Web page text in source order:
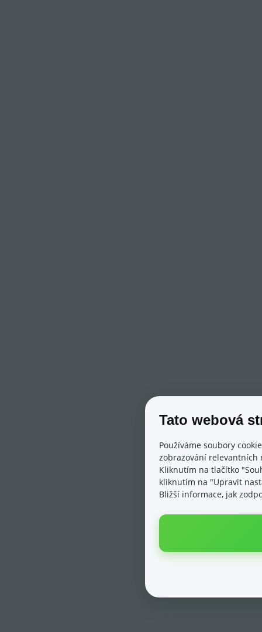
Tato webová
Používáme soubory
zobrazování relevantních
Kliknutím na tlačítko
kliknutím na "Upravit
Bližší informace, jak